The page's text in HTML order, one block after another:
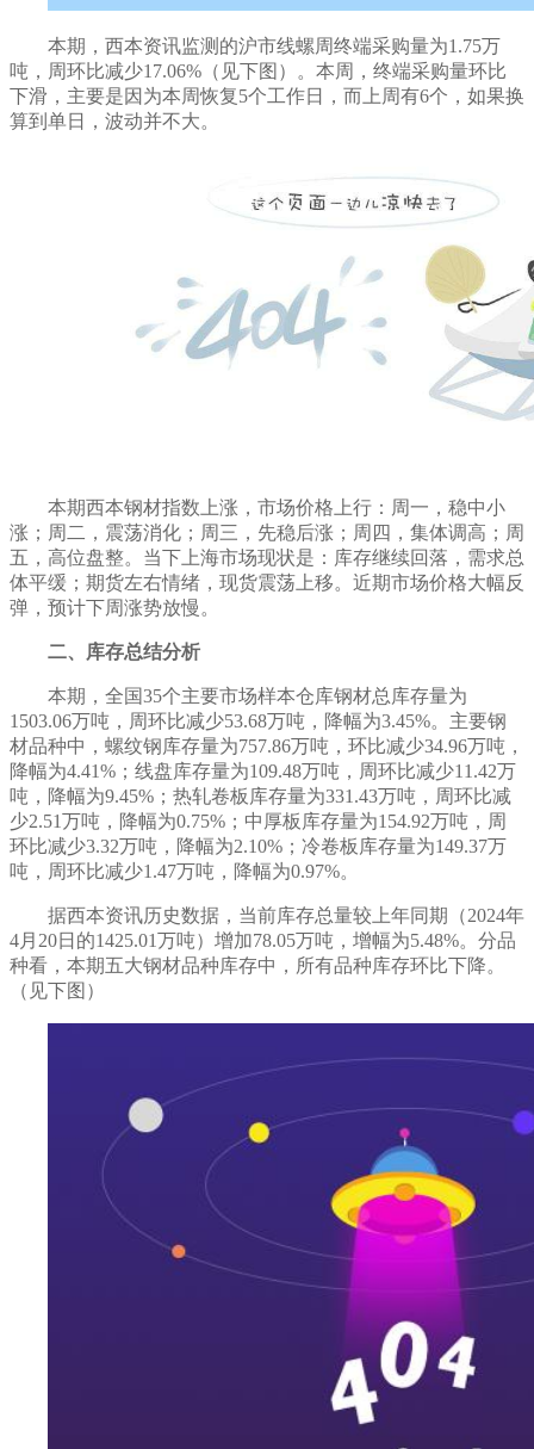
本期，西本资讯监测的沪市线螺周终端采购量为1.75万
吨， 周环比减少17.06% （见下图）。本周，终端采购量环比
下滑，主要是因为本周恢复5个工作日，而上周有6个，如果换
算到单日，波动并不大。
本期西本钢材指数 上涨 ，市场价格 上行 ：周一， 稳中小
涨 ；周二， 震荡消化 ；周三， 先稳后涨 ；周四， 集体调高 ；周
五， 高位盘整。当下上海市场现状是：库存继续回落 ， 需求总
体平缓 ； 期货左右情绪，现货震荡上移。 近期市场价格大幅反
弹 ，预计下周涨势放慢 。
二、库存总结分析
本期，全国35个主要市场样本仓库钢材总库存量为
1503.06万吨， 周环比减少53.68万吨， 降幅为3.45%。主要钢
材品种中，螺纹钢库存量为757.86万吨， 环比减少34.96万吨，
降幅为4.41%；线盘库存量为109.48万吨， 周环比减少11.42万
吨， 降幅为9.45%；热轧卷板库存量为331.43万吨， 周环比减
少2.51万吨， 降幅为0.75%；中厚板库存量为154.92万吨，周
环比减少3.32万吨， 降幅为2.10%；冷卷板库存量为149.37万
吨， 周环比减少1.47万吨， 降幅为0.97%。
据西本资讯历史数据，当前库存总量较上年同期（2024年
4月 20日的1425.01万吨） 增加78.05万吨， 增幅为5.48%。分品
种看，本期五大钢材品种库存中， 所有品种库存环比下降。
（见下图）